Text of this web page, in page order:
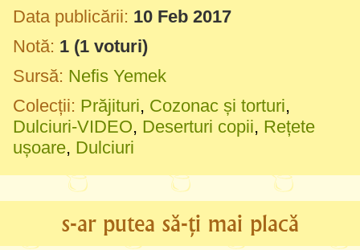
Data publicării: 10 Feb 2017
Notă: 1 (1 voturi)
Sursă: Nefis Yemek
Colecții: Prăjituri, Cozonac și torturi,
Dulciuri-VIDEO, Deserturi copii, Rețete
ușoare, Dulciuri
s-ar putea să-ți mai placă